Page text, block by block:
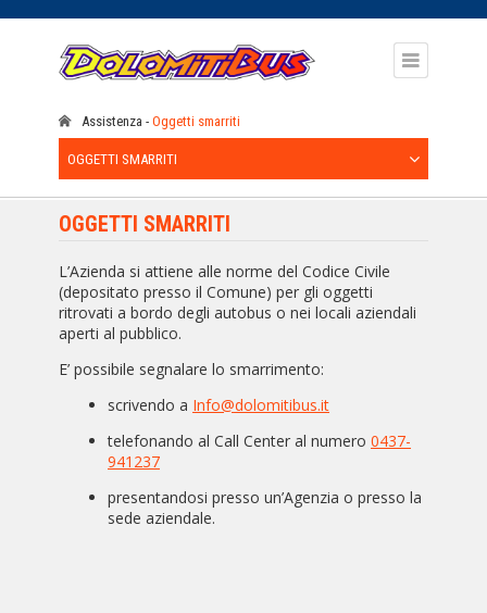
Assistenza Oggetti smarriti
OGGETTI SMARRITI
OGGETTI SMARRITI
L’Azienda si attiene alle norme del Codice Civile
(depositato presso il Comune) per gli oggetti
ritrovati a bordo degli autobus o nei locali aziendali
aperti al pubblico.
E’ possibile segnalare lo smarrimento:
scrivendo a Info@dolomitibus.it
telefonando al Call Center al numero 0437-
941237
presentandosi presso un’Agenzia o presso la
sede aziendale.